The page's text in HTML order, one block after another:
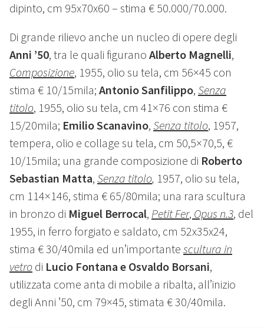
dipinto, cm 95x70x60 – stima € 50.000/70.000.
Di grande rilievo anche un nucleo di opere degli
Anni ’50, tra le quali figurano Alberto Magnelli,
Composizione, 1955, olio su tela, cm 56×45 con
stima € 10/15mila; Antonio Sanfilippo, Senza
titolo, 1955, olio su tela, cm 41×76 con stima €
15/20mila; Emilio Scanavino, Senza titolo, 1957,
tempera, olio e collage su tela, cm 50,5×70,5, €
10/15mila; una grande composizione di Roberto
Sebastian Matta, Senza titolo, 1957, olio su tela,
cm 114×146, stima € 65/80mila; una rara scultura
in bronzo di Miguel Berrocal, Petit Fer, Opus n.3, del
1955, in ferro forgiato e saldato, cm 52x35x24,
stima € 30/40mila ed un’importante scultura in
vetro di Lucio Fontana e Osvaldo Borsani,
utilizzata come anta di mobile a ribalta, all’inizio
degli Anni ’50, cm 79×45, stimata € 30/40mila.